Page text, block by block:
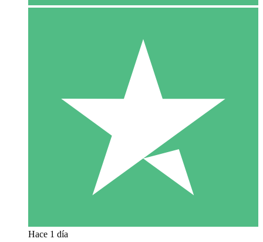
Hace 1 día